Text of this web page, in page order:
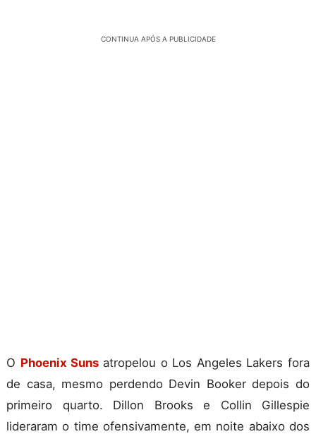
CONTINUA APÓS A PUBLICIDADE
O Phoenix Suns atropelou o Los Angeles Lakers fora
de casa, mesmo perdendo Devin Booker depois do
primeiro quarto. Dillon Brooks e Collin Gillespie
lideraram o time ofensivamente, em noite abaixo dos